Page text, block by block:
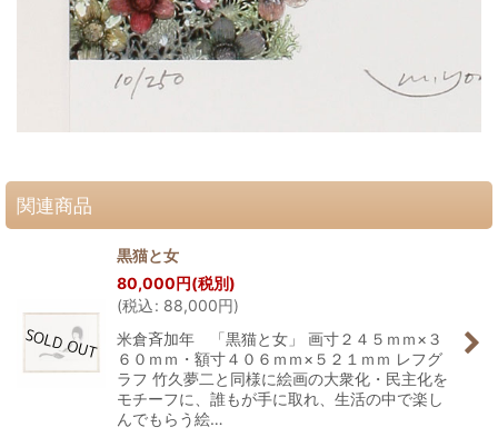
関連商品
黒猫と女
80,000円(税別)
(税込: 88,000円)
米倉斉加年 「黒猫と女」 画寸２４５ｍｍ×３
６０ｍｍ・額寸４０６ｍｍ×５２１ｍｍ レフグ
ラフ 竹久夢二と同様に絵画の大衆化・民主化を
モチーフに、誰もが手に取れ、生活の中で楽し
んでもらう絵…